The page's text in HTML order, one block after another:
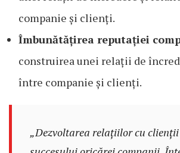
companie și clienți.
Îmbunătățirea reputației
construirea unei relații de
între companie și clienți.
„Dezvoltarea relațiilor cu clienții